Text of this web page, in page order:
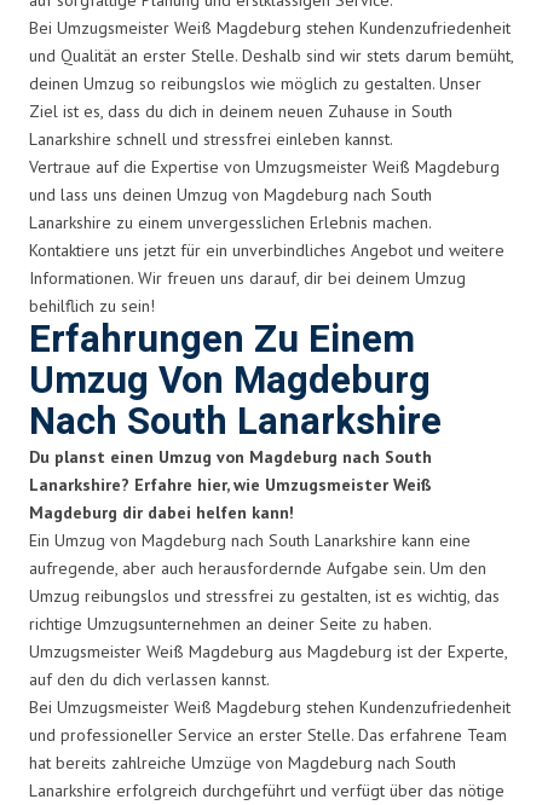
Bei Umzugsmeister Weiß Magdeburg stehen Kundenzufriedenheit
und Qualität an erster Stelle. Deshalb sind wir stets darum bemüht,
deinen Umzug so reibungslos wie möglich zu gestalten. Unser
Ziel ist es, dass du dich in deinem neuen Zuhause in South
Lanarkshire schnell und stressfrei einleben kannst.
Vertraue auf die Expertise von Umzugsmeister Weiß Magdeburg
und lass uns deinen Umzug von Magdeburg nach South
Lanarkshire zu einem unvergesslichen Erlebnis machen.
Kontaktiere uns jetzt für ein unverbindliches Angebot und weitere
Informationen. Wir freuen uns darauf, dir bei deinem Umzug
behilflich zu sein!
Erfahrungen Zu Einem
Umzug Von Magdeburg
Nach South Lanarkshire
Du planst einen Umzug von Magdeburg nach South
Lanarkshire? Erfahre hier, wie Umzugsmeister Weiß
Magdeburg dir dabei helfen kann!
Ein Umzug von Magdeburg nach South Lanarkshire kann eine
aufregende, aber auch herausfordernde Aufgabe sein. Um den
Umzug reibungslos und stressfrei zu gestalten, ist es wichtig, das
richtige Umzugsunternehmen an deiner Seite zu haben.
Umzugsmeister Weiß Magdeburg aus Magdeburg ist der Experte,
auf den du dich verlassen kannst.
Bei Umzugsmeister Weiß Magdeburg stehen Kundenzufriedenheit
und professioneller Service an erster Stelle. Das erfahrene Team
hat bereits zahlreiche Umzüge von Magdeburg nach South
Lanarkshire erfolgreich durchgeführt und verfügt über das nötige